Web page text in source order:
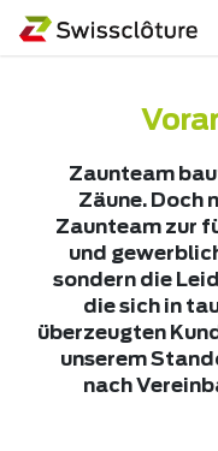
Zaunteam
Zäune. Doch
Zaunteam zur
und
sondern die
die sich in
überzeugten
unserem
nach